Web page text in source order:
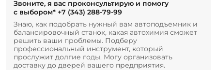
Звоните, я вас проконсультирую и помогу
с выбором* +7 (343) 288-79-99
Знаю, как подобрать нужный вам автоподъемник и
балансировочный станок, какая автохимия сможет
решить ваши проблемы. Подберу
профессиональный инструмент, который
прослужит долгие годы. Могу организовать
доставку до дверей вашего предприятия.